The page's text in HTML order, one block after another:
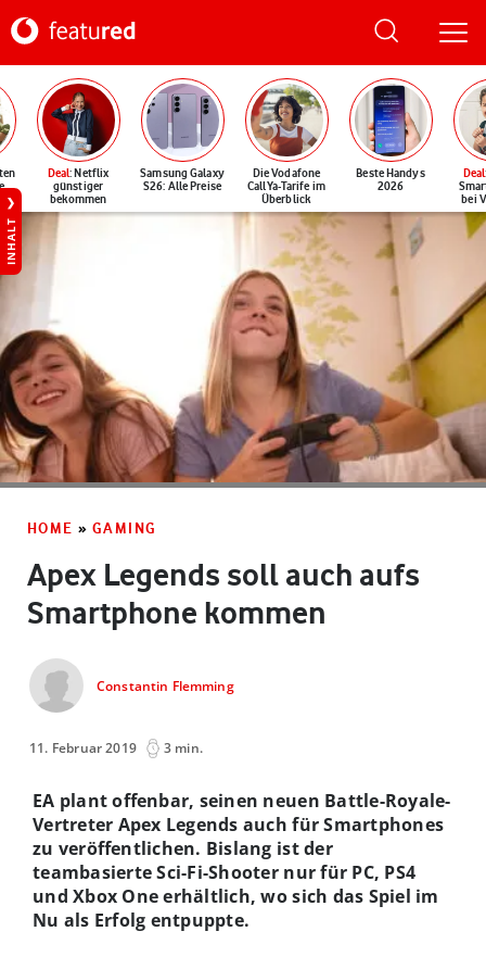
Deal: Netflix
günstiger
bekommen
Samsung Galaxy
S26: Alle Preise
Die Vodafone
CallYa-Tarife im
Überblick
Beste Handys
2026
Deal
bei
INHALT
HOME » GAMING
Apex Legends soll auch aufs
Smartphone kommen
Constantin Flemming
11. Februar 2019 3 min.
EA plant offenbar, seinen neuen Battle-Royale-
Vertreter Apex Legends auch für Smartphones
zu veröffentlichen. Bislang ist der
teambasierte Sci-Fi-Shooter nur für PC, PS4
und Xbox One erhältlich, wo sich das Spiel im
Nu als Erfolg entpuppte.